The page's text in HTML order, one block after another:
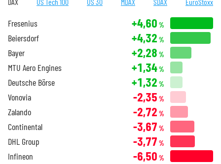
Fresenius +4,60 %
Beiersdorf +4,32 %
Bayer +2,28 %
MTU Aero Engines +1,34%
Deutsche Börse +1,32 %
Vonovia -2,35 %
Zalando -2,72 %
Continental -3,67 %
DHL Group -3,77 %
Infineon -6,50 %